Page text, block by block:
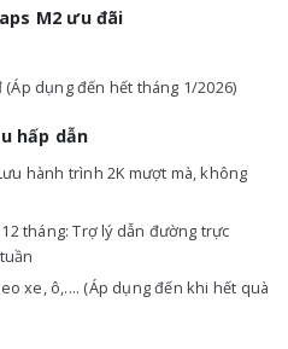
M2 ưu đãi
(Áp dụng đến hết tháng 1/2026)
hấp dẫn
hành trình 2K mượt mà, không
tháng: Trợ lý dẫn đường trực
xe, ô,.... (Áp dụng đến khi hết quà